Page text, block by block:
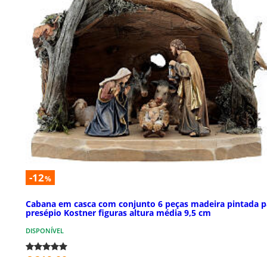
-12%
Cabana em casca com conjunto 6 peças madeira pintada
presépio Kostner figuras altura média 9,5 cm
DISPONÍVEL